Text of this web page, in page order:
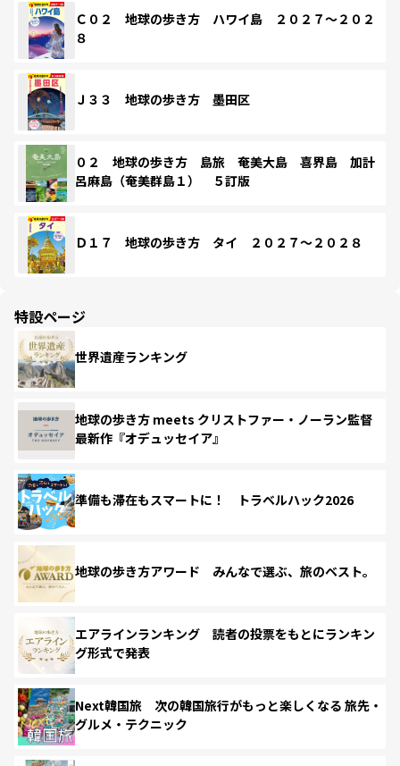
Ｃ０２ 地球の歩き方 ハワイ島 ２０２７～２０２
８
Ｊ３３ 地球の歩き方 墨田区
０２ 地球の歩き方 島旅 奄美大島 喜界島 加計
呂麻島（奄美群島１） ５訂版
Ｄ１７ 地球の歩き方 タイ ２０２７～２０２８
特設ページ
世界遺産ランキング
地球の歩き方 meets クリストファー・ノーラン監督
最新作『オデュッセイア』
準備も滞在もスマートに！ トラベルハック2026
地球の歩き方アワード みんなで選ぶ、旅のベスト。
エアラインランキング 読者の投票をもとにランキン
グ形式で発表
Next韓国旅 次の韓国旅行がもっと楽しくなる 旅先・
グルメ・テクニック